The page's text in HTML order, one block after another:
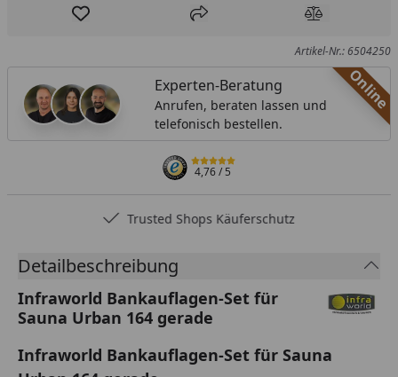
Produkt zur Wunschliste hinzufügen
Teilen Produkt
Artikel-Nr.: 6504250
Online
Experten-Beratung
Anrufen, beraten lassen und
telefonisch bestellen.
4,76/ 5
Trusted Shops Käuferschutz
Detailbeschreibung
Infraworld Bankauflagen-Set für
Sauna Urban 164 gerade
Infraworld Bankauflagen-Set für Sauna